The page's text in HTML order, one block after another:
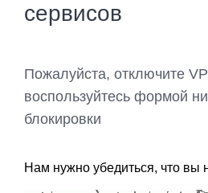
сервисов
Пожалуйста, отключите
воспользуйтесь формой
блокировки
Нам нужно убедиться, что вы